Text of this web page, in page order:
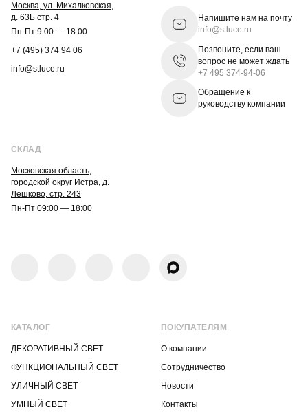
Москва, ул. Михалковская,
д. 63Б стр. 4
Пн-Пт 9:00 — 18:00
+7 (495) 374 94 06
info@stluce.ru
Напишите нам на почту
info@stluce.ru
Позвоните, если ваш
вопрос не может ждать
+7 495 374-94-06
Обращение к
руководству компании
СКЛАД
Московская область,
городской округ Истра, д.
Лешково, стр. 243
Пн-Пт 09:00 — 18:00
КАТАЛОГ
ДЕКОРАТИВНЫЙ СВЕТ
ФУНКЦИОНАЛЬНЫЙ СВЕТ
УЛИЧНЫЙ СВЕТ
УМНЫЙ СВЕТ
ПОКУПАТЕЛЯМ
О компании
Сотрудничество
Новости
Контакты